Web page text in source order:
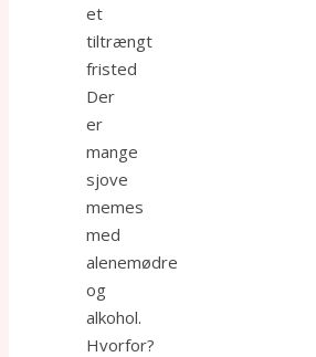
et
tiltrængt
fristed
Der
er
mange
sjove
memes
med
alenemødre
og
alkohol.
Hvorfor?